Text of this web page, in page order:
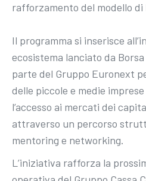
rafforzamento del modello di
Il programma si inserisce
ecosistema lanciato da
parte del Gruppo Euronext
delle piccole e medie
l’accesso ai mercati dei
attraverso un percorso
mentoring e networking.
L’iniziativa rafforza la